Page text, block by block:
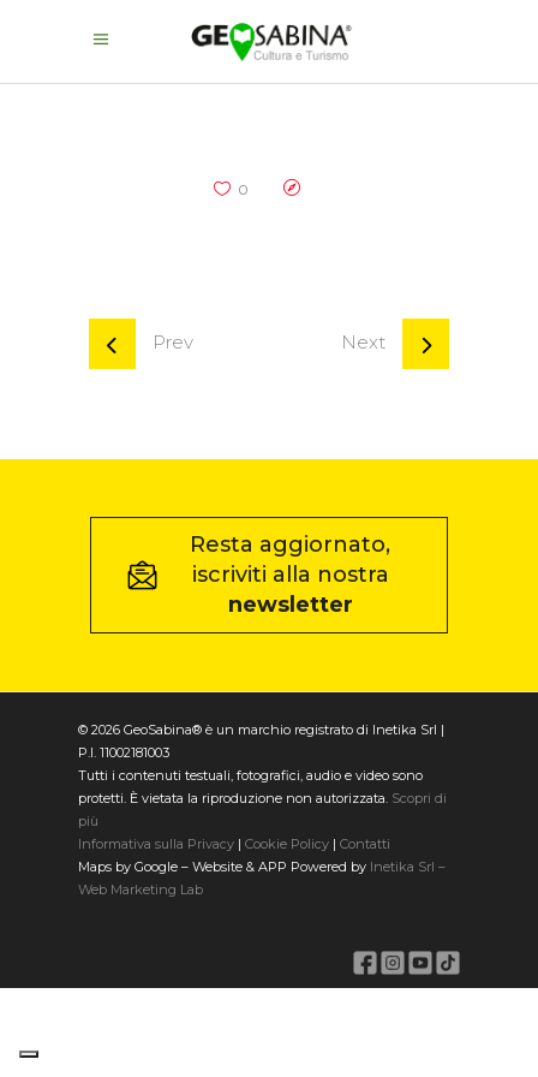
0
Prev Next
Resta aggiornato,
iscriviti alla nostra
newsletter
© 2026 GeoSabina® è un marchio registrato di Inetika Srl |
P.I. 11002181003
Tutti i contenuti testuali, fotografici, audio e video sono
protetti. È vietata la riproduzione non autorizzata. Scopri di
più
Informativa sulla Privacy | Cookie Policy | Contatti
Maps by Google – Website & APP Powered by Inetika Srl –
Web Marketing Lab